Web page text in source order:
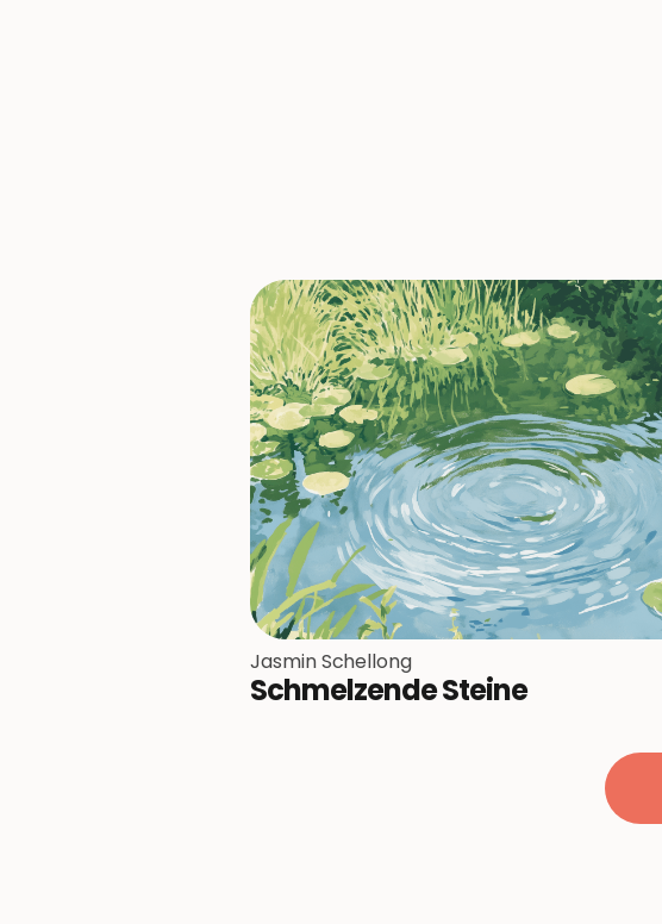
Jasmin Schellong
Schmelzende Steine